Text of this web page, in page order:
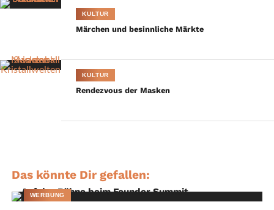
Bilder & Text: FC Bayern München Basketball
KULTUR
Märchen und besinnliche Märkte
KULTUR
Rendezvous der Masken
Das könnte Dir gefallen:
WERBUNG